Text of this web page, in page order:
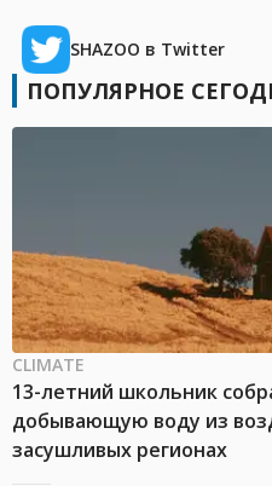
SHAZOO в Twitter
ПОПУЛЯРНОЕ
CLIMATE
13-летний школьник
добывающую воду из
засушливых регионах